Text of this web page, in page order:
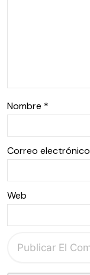
Nombre *
Correo electrónico
Web